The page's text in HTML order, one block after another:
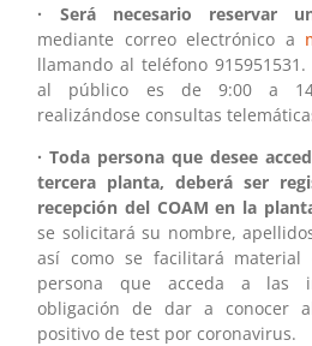
· Será necesario reservar
mediante correo electrónico a
llamando al teléfono
al público es de 9:00 a
realizándose consultas
· Toda persona que desee
tercera planta, deberá ser
recepción del COAM en la
se solicitará su nombre,
así como se facilitará material
persona que acceda a las
obligación de dar a conocer
positivo de test por coronavirus.